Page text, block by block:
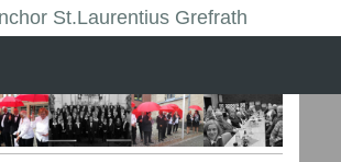
St.Laurentius Grefrath